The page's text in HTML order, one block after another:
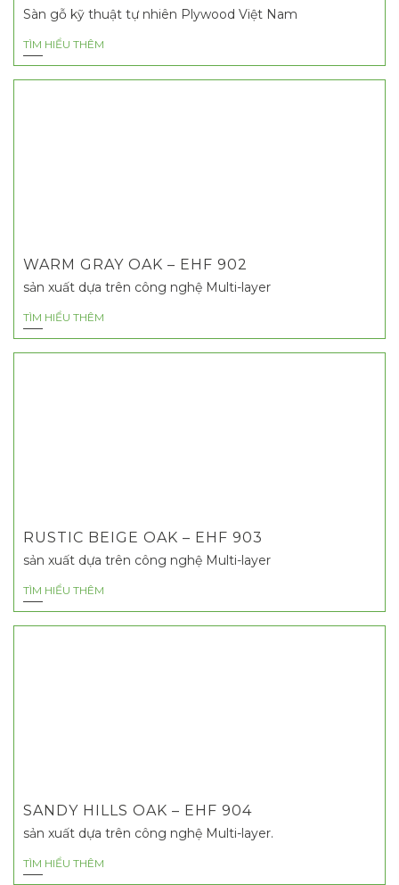
Sàn gỗ kỹ thuật tự nhiên Plywood Việt Nam
TÌM HIỂU THÊM
WARM GRAY OAK – EHF 902
sản xuất dựa trên công nghệ Multi-layer
TÌM HIỂU THÊM
RUSTIC BEIGE OAK – EHF 903
sản xuất dựa trên công nghệ Multi-layer
TÌM HIỂU THÊM
SANDY HILLS OAK – EHF 904
sản xuất dựa trên công nghệ Multi-layer.
TÌM HIỂU THÊM